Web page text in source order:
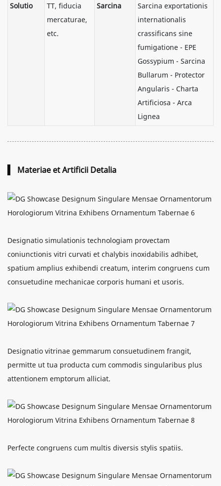
Solutio
TT, fiducia
mercaturae,
etc.
Sarcina
Sarcina exportationis
internationalis
crassificans sine
fumigatione - EPE
Gossypium - Sarcina
Bullarum - Protector
Angularis - Charta
Artificiosa - Arca
Lignea
Materiae et Artificii Detalia
Designatio simulationis technologiam provectam
coniunctionis vitri curvati et chalybis inoxidabilis adhibet,
spatium amplius exhibendi creatum, interim congruens cum
consuetudine mechanicae corporis humani et usoris.
Designatio vitrinae gemmarum consuetudinem frangit,
permitte ut tua producta cum commodis singularibus plus
attentionem emptorum alliciat.
Perfecte congruens cum multis diversis stylis spatiis.